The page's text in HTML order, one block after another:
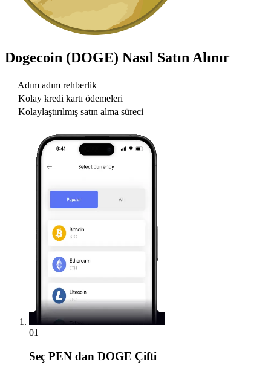
Dogecoin (DOGE) Nasıl Satın Alınır
Adım adım rehberlik
Kolay kredi kartı ödemeleri
Kolaylaştırılmış satın alma süreci
01
Seç PEN dan DOGE Çifti